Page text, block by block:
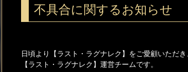
不具合に関するお知らせ
日頃より【ラスト・ラグナレク】をご愛顧いただき
【ラスト・ラグナレク】運営チームです。